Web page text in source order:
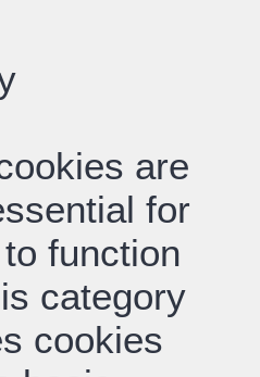
are
for
function
category
cookies